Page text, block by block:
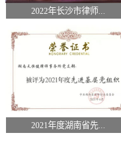
2022年长沙市律师...
2021年度湖南省先...